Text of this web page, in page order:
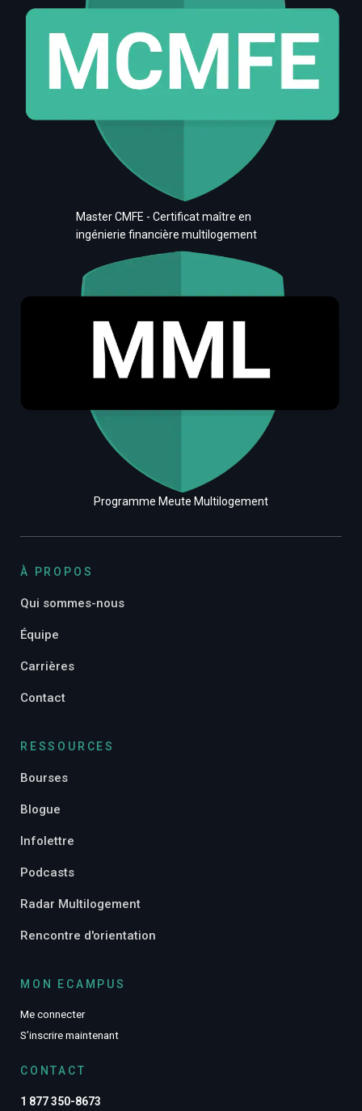
Master CMFE - Certificat maître en
ingénierie financière multilogement
Programme Meute Multilogement
À PROPOS
Qui sommes-nous
Équipe
Carrières
Contact
RESSOURCES
Bourses
Blogue
Infolettre
Podcasts
Radar Multilogement
Rencontre d'orientation
MON ECAMPUS
Me connecter
S’inscrire maintenant
CONTACT
1 877 350-8673